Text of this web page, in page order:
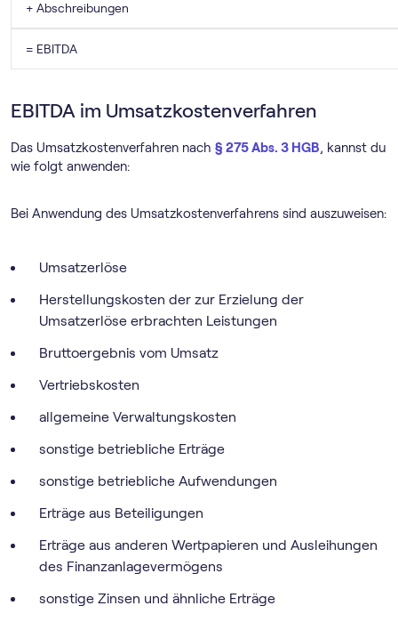
+ Abschreibungen
= EBITDA
EBITDA im Umsatzkostenverfahren
Das Umsatzkostenverfahren nach § 275 Abs. 3 HGB, kannst du
wie folgt anwenden:
Bei Anwendung des Umsatzkostenverfahrens sind auszuweisen:
Umsatzerlöse
Herstellungskosten der zur Erzielung der
Umsatzerlöse erbrachten Leistungen
Bruttoergebnis vom Umsatz
Vertriebskosten
allgemeine Verwaltungskosten
sonstige betriebliche Erträge
sonstige betriebliche Aufwendungen
Erträge aus Beteiligungen
Erträge aus anderen Wertpapieren und Ausleihungen
des Finanzanlagevermögens
sonstige Zinsen und ähnliche Erträge